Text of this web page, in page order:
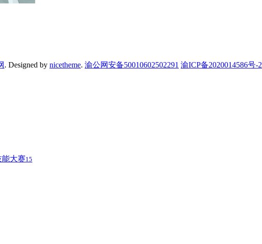
. Designed by nicetheme. 渝公网安备50010602502291 渝ICP备2020014586号-2
大赛15